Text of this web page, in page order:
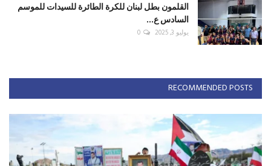
القلمون بطل لبنان للكرة الطائرة للسيدات للموسم
السادس ع...
يوليو 3, 2025 0
RECOMMENDED POSTS